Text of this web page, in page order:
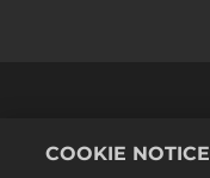
COOKIE NOTICE